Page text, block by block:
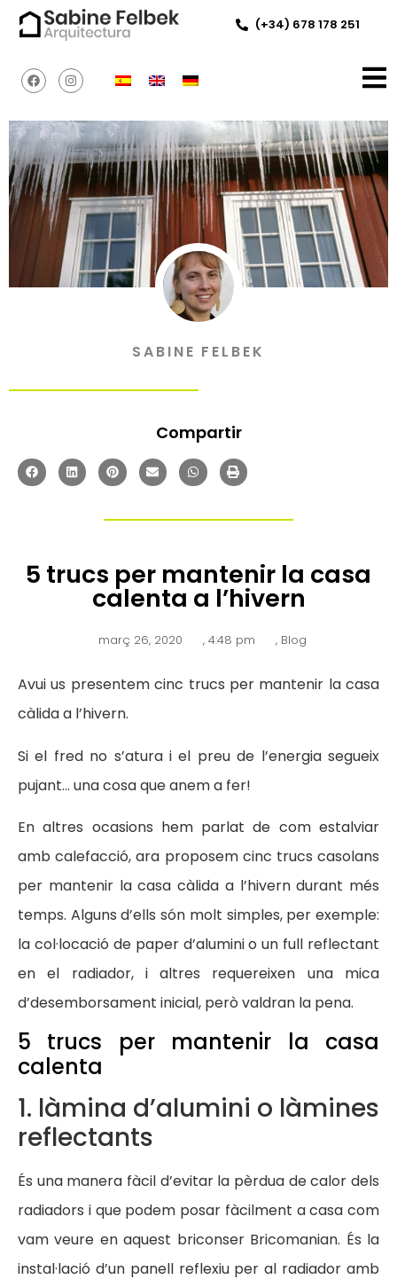
(+34) 678 178 251
SABINE FELBEK
Compartir
5 trucs per mantenir la casa
calenta a l’hivern
març 26, 2020 , 4:48 pm , Blog
Avui us presentem cinc trucs per mantenir la casa
càlida a l’hivern.
Si el fred no s’atura i el preu de l’energia segueix
pujant… una cosa que anem a fer!
En altres ocasions hem parlat de com estalviar
amb calefacció, ara proposem cinc trucs casolans
per mantenir la casa càlida a l’hivern durant més
temps. Alguns d’ells són molt simples, per exemple:
la col·locació de paper d’alumini o un full reflectant
en el radiador, i altres requereixen una mica
d’desemborsament inicial, però valdran la pena.
5 trucs per mantenir la casa
calenta
1. làmina d’alumini o làmines
reflectants
És una manera fàcil d’evitar la pèrdua de calor dels
radiadors i que podem posar fàcilment a casa com
vam veure en aquest briconser Bricomanian. És la
instal·lació d’un panell reflexiu per al radiador amb